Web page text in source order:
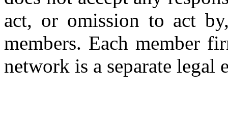
act, or omission to act
members. Each member
network is a separate legal